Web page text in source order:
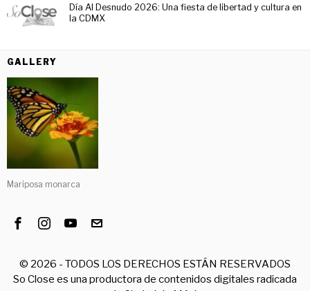
Día Al Desnudo 2026: Una fiesta de libertad y cultura en
la CDMX
GALLERY
Mariposa monarca
© 2026 - TODOS LOS DERECHOS ESTÁN RESERVADOS
So Close es una productora de contenidos digitales radicada